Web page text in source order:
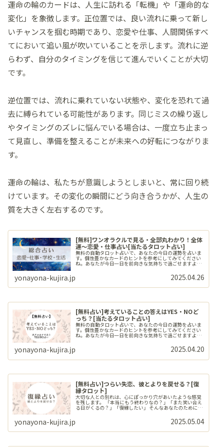
運命の輪のカードは、人生に訪れる「転機」や「運命的な
変化」を象徴します。正位置では、良い流れに乗って新し
いチャンスを掴む時期であり、恋愛や仕事、人間関係すべ
てにおいて追い風が吹いていることを示します。流れに逆
らわず、自分のタイミングを信じて進んでいくことが大切
です。
逆位置では、流れに乗れていない状態や、変化を恐れて過
去に縛られている可能性があります。同じミスの繰り返し
やタイミングのズレに悩んでいる場合は、一度立ち止まっ
て見直し、準備を整えることが未来への好転につながりま
す。
運命の輪は、私たちが意識しようとしまいと、常に回り続
けています。その変化の瞬間にどう向き合うかが、人生の
質を大きく左右するのです。
[無料]ワンオラクルで見る・全部丸わかり！全体
運〜恋愛・仕事占い[当たるタロット占い]
無料の自動タロット占いで、あなたの今日の運勢を占いま
す。個性豊かなカードのヒントを参考にしてみてください
ね。あなたが今日一日を前向きな気持ちで過ごせますよう
yonayona-kujira.jp 2025.04.26
[無料占い]考えていることの答えはYES・NOど
っち？[当たるタロット占い]
無料の自動タロット占いで、あなたの今日の運勢を占いま
す。個性豊かなカードのヒントを参考にしてみてください
ね。あなたが今日一日を前向きな気持ちで過ごせますよう
yonayona-kujira.jp 2025.04.20
[無料占い]つらい失恋、彼とよりを戻せる？[復
縁タロット]
大切な人との別れは、心にぽっかり穴があいたような感覚
を残します。 「本当にもう終わりなの？」「また笑い合え
る日がくるの？」「復縁したい」 そんなあなたのために、
ジが、傷ついた心に静かな光を灯してくれるはずです。
yonayona-kujira.jp 2025.05.04